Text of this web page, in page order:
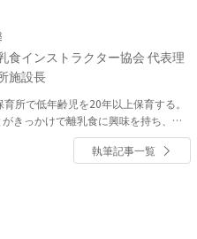
食インストラクター協会 代表理
施設長
所で低年齢児を20年以上保育する。
きっかけで離乳食に興味を持ち、離
ー協会を設立。現在は、保育士のやわ
食の進め方、和の離乳食の作り方の講
をしている。「中田馨 和の離乳食レ
執筆記事一覧